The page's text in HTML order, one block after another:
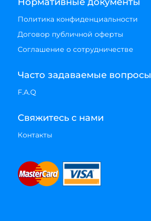
Политика конфиденциальности
Договор публичной оферты
Соглашение о сотрудничестве
Часто задаваемые вопросы
F.A.Q
Свяжитесь с нами
Контакты